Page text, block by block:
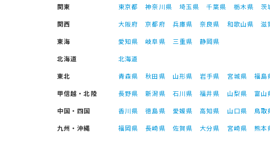
関東 東京都 神奈川県 埼玉県 千葉県 栃木県 茨
関西
大阪府 京都府 兵庫県 奈良県 和歌山県
滋
東海
愛知県 岐阜県 三重県
静岡県
北海道
北海道
東北
青森県 秋田県 山形県 岩手県 宮城県
福島
甲信越・北陸
長野県 新潟県 石川県 福井県 山梨県
富山
中国・四国
香川県 徳島県 愛媛県 高知県 山口県 鳥取
九州・沖縄
福岡県 長崎県 佐賀県 大分県 宮崎県 熊本